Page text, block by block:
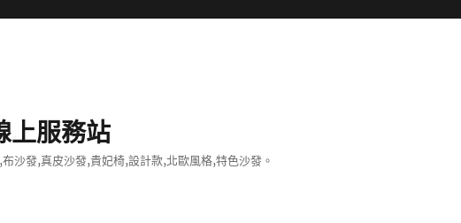
上服務站
沙發,真皮沙發,貴妃椅,設計款,北歐風格,特色沙發。